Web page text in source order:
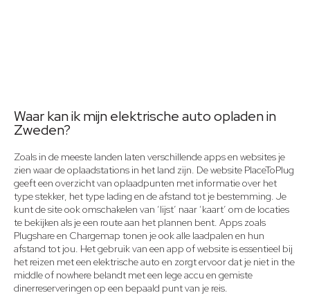
Waar kan ik mijn elektrische auto opladen in
Zweden?
Zoals in de meeste landen laten verschillende apps en websites je
zien waar de oplaadstations in het land zijn. De website PlaceToPlug
geeft een overzicht van oplaadpunten met informatie over het
type stekker, het type lading en de afstand tot je bestemming. Je
kunt de site ook omschakelen van ‘lijst’ naar ‘kaart’ om de locaties
te bekijken als je een route aan het plannen bent. Apps zoals
Plugshare en Chargemap tonen je ook alle laadpalen en hun
afstand tot jou. Het gebruik van een app of website is essentieel bij
het reizen met een elektrische auto en zorgt ervoor dat je niet in the
middle of nowhere belandt met een lege accu en gemiste
dinerreserveringen op een bepaald punt van je reis.